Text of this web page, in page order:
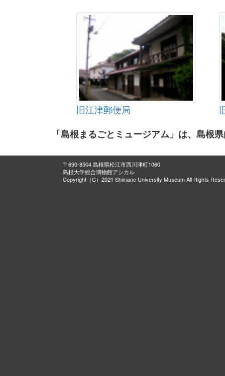
旧江津郵便局
「島根まるごとミュージアム」は、島根
〒690-8504 島根県松江市西川津町1060
島根大学総合博物館アシカル
Copyright（C）2021 Shimane University Museum All Rights